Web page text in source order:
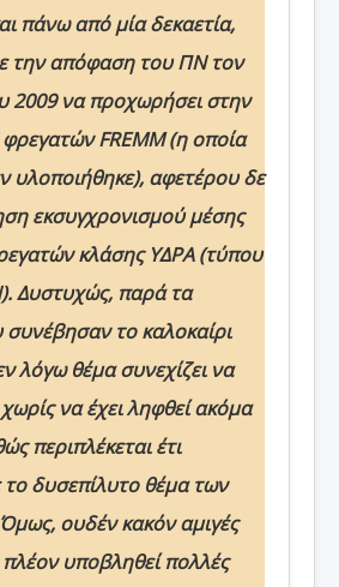
πάνω από μία δεκαετία,
την απόφαση του ΠΝ τον
2009 να προχωρήσει στην
FREMM (η οποία
υλοποιήθηκε), αφετέρου δε
εκσυγχρονισμού μέσης
κλάσης ΥΔΡΑ (τύπου
Δυστυχώς, παρά τα
το καλοκαίρι
λόγω θέμα συνεχίζει να
να έχει ληφθεί ακόμα
περιπλέκεται έτι
το δυσεπίλυτο θέμα των
ουδέν κακόν αμιγές
υποβληθεί πολλές